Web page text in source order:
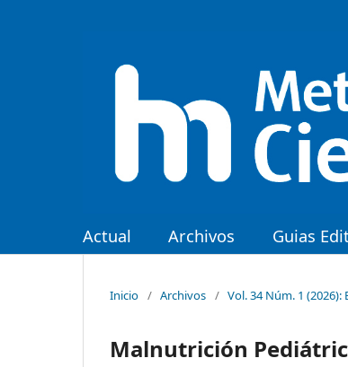
Actual Archivos Guias
Inicio / Archivos / Vol. 34 Núm. 1 (2026):
Malnutrición